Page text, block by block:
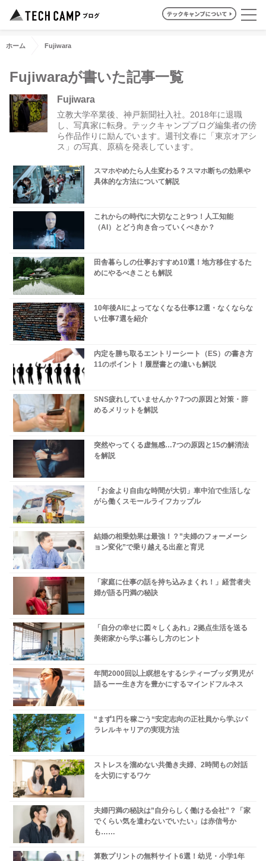
ホーム Fujiwara
Fujiwaraが書いた記事一覧
Fujiwara
立教大学卒業後、神戸新聞社入社。2018年に退職
し、写真家に転身。テックキャンプブログ編集者の傍
ら作品作りに励んでいます。週刊文春に「東京オアシ
ス」の写真、原稿を発表しています。
スマホやめたら人生変わる？スマホ断ちの効果や
具体的な方法について解説
これからの時代に大切なこと9つ！人工知能
（AI）とどう向き合っていくべきか？
田舎暮らしの仕事おすすめ10選！地方移住するた
めにやるべきことも解説
10年後AIによってなくなる仕事12選・なくならな
い仕事7選を紹介
内定を勝ち取るエントリーシート（ES）の書き方
11のポイント！履歴書との違いも解説
SNS疲れしていませんか？7つの原因と対策・辞
めるメリットを解説
突然やってくる虚無感…7つの原因と15の解消法
を解説
「お金より自由な時間が大切」車中泊で生活しな
がら働くスモールライフカップル
結婚の相乗効果は最強！？”夫婦のフォーメーシ
ョン変化”で乗り越える出産と育児
「家庭に仕事の話を持ち込みまくれ！」経営者夫
婦が語る円満の秘訣
「自分の幸せに図々しくあれ」2拠点生活を送る
美術家から学ぶ暮らし方のヒント
年間2000回以上瞑想をするシティーブッダ男児が
語るーー生き方を豊かにするマインドフルネス
“まず1円を稼ごう“安定志向の正社員から学ぶパ
ラレルキャリアの実現方法
ストレスを溜めない共働き夫婦、2時間もの対話
を大切にするワケ
夫婦円満の秘訣は”自分らしく働ける会社”？「家
でくらい気を遣わないでいたい」は赤信号か
も……
算数プリントの無料サイト6選！幼児・小学1年